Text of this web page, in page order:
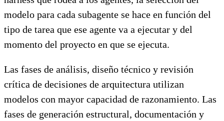
modelo para cada subagente se hace en función del
tipo de tarea que ese agente va a ejecutar y del
momento del proyecto en que se ejecuta.
Las fases de análisis, diseño técnico y revisión
crítica de decisiones de arquitectura utilizan
modelos con mayor capacidad de razonamiento. Las
fases de generación estructural, documentación y